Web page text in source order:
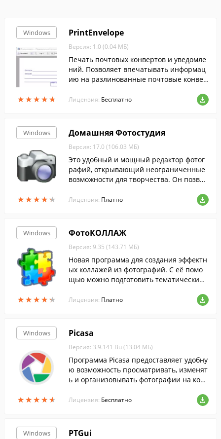
Windows
★★★★★
★★★★★
PrintEnvelope
Версия: 1.0 (0.04 МБ)
Печать почтовых конвертов и уведомле
ний. Позволяет впечатывать информац
ию на разлинованные почтовые конвер
Лицензия: Бесплатно
Windows
★★★★★
★★★★★
Домашняя Фотостудия
Версия: 17.0 (106.03 МБ)
Это удобный и мощный редактор фотог
рафий, открывающий неограниченные
возможности для творчества. Он позвол
ото, просматривать слайд-шоу и добавл
Лицензия: Платно
Windows
★★★★★
★★★★★
ФотоКОЛЛАЖ
Версия: 9.35 (143.71 МБ)
Новая программа для создания эффектн
ых коллажей из фотографий. С её помо
щью можно подготовить тематический
Лицензия: Платно
Windows
★★★★★
★★★★★
Picasa
Версия: 3.9.141 Bu (13.04 МБ)
Программа Picasa предоставляет удобну
ю возможность просматривать, изменят
ь и организовывать фотографии на ком
Лицензия: Бесплатно
Windows PTGui